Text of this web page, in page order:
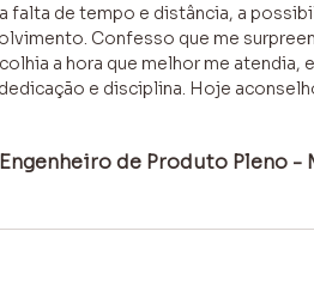
falta de tempo e distância, a
Confesso que me
a hora que melhor me
e disciplina. Hoje
de Produto Pleno -